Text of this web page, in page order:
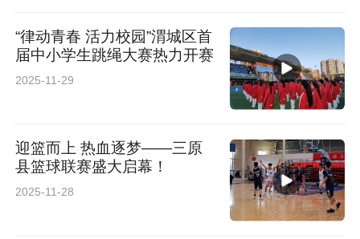
“律动青春 活力校园”渭城区首
届中小学生跳绳大赛热力开赛
2025-11-29
迎篮而上 热血逐梦——三原
县篮球联赛盛大启幕！
2025-11-28